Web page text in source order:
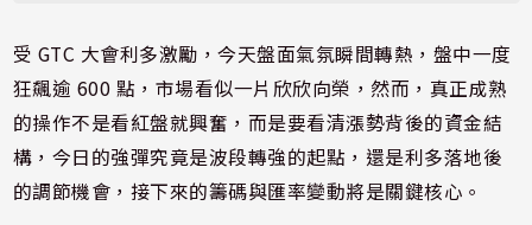
受 GTC 大會利多激勵，今天盤面氣氛瞬間轉熱，盤中一度
狂飆逾 600 點，市場看似一片欣欣向榮，然而，真正成熟
的操作不是看紅盤就興奮，而是要看清漲勢背後的資金結
構，今日的強彈究竟是波段轉強的起點，還是利多落地後
的調節機會，接下來的籌碼與匯率變動將是關鍵核心。